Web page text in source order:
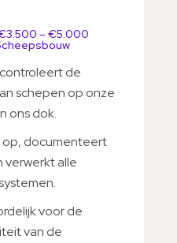
– €5.000
de
schepen op onze
ons dok.
op, documenteert
verwerkt alle
voor de
van de